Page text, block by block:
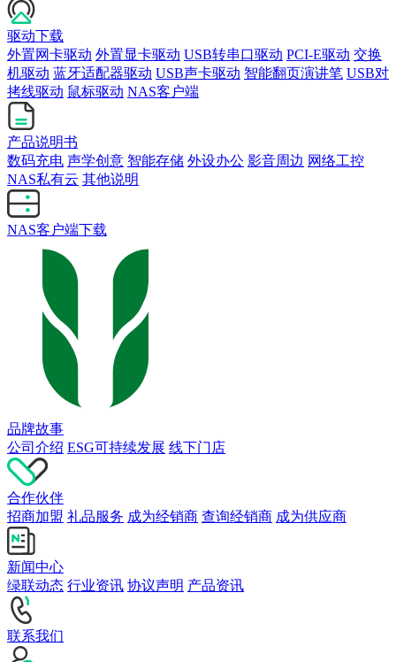
驱动下载
外置网卡驱动 外置显卡驱动 USB转串口驱动 PCI-E驱动 交换
机驱动 蓝牙适配器驱动 USB声卡驱动 智能翻页演讲笔 USB对
拷线驱动 鼠标驱动 NAS客户端
产品说明书
数码充电 声学创意 智能存储 外设办公 影音周边 网络工控
NAS私有云 其他说明
NAS客户端下载
品牌故事
公司介绍 ESG可持续发展 线下门店
合作伙伴
招商加盟 礼品服务 成为经销商 查询经销商 成为供应商
新闻中心
绿联动态 行业资讯 协议声明 产品资讯
联系我们